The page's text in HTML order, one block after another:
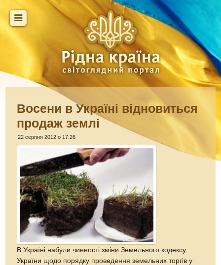
Восени в Україні відновиться
продаж землі
22 серпня 2012 о 17:26
В Україні набули чинності зміни Земельного кодексу
України щодо порядку проведення земельних торгів у